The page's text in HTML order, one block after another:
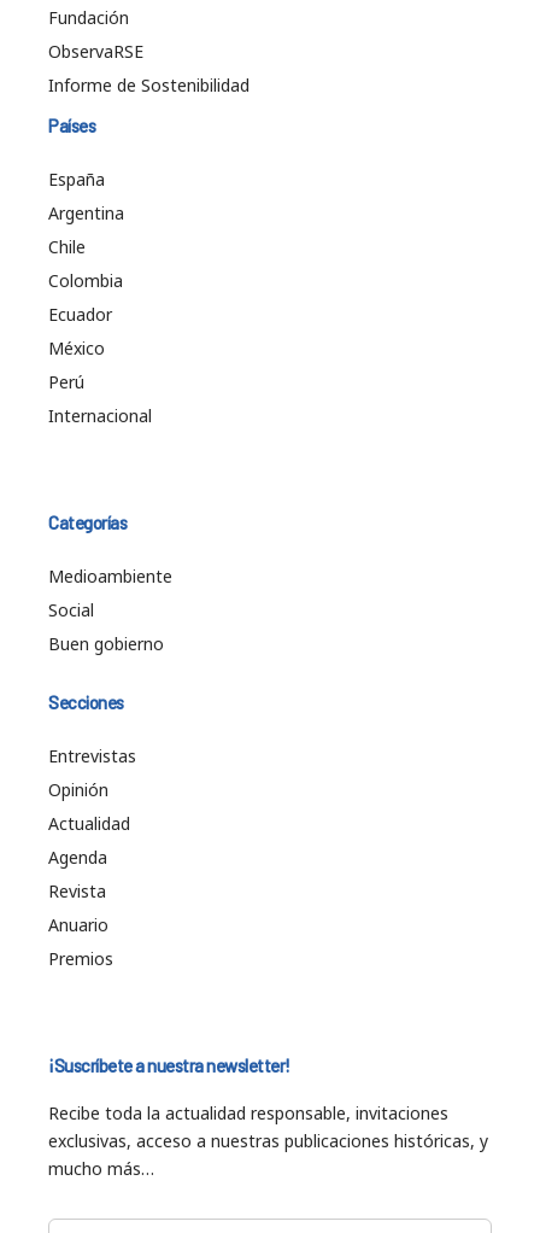
Fundación
ObservaRSE
Informe de Sostenibilidad
Países
España
Argentina
Chile
Colombia
Ecuador
México
Perú
Internacional
Categorías
Medioambiente
Social
Buen gobierno
Secciones
Entrevistas
Opinión
Actualidad
Agenda
Revista
Anuario
Premios
¡Suscríbete a nuestra newsletter!
Recibe toda la actualidad responsable, invitaciones
exclusivas, acceso a nuestras publicaciones históricas, y
mucho más…